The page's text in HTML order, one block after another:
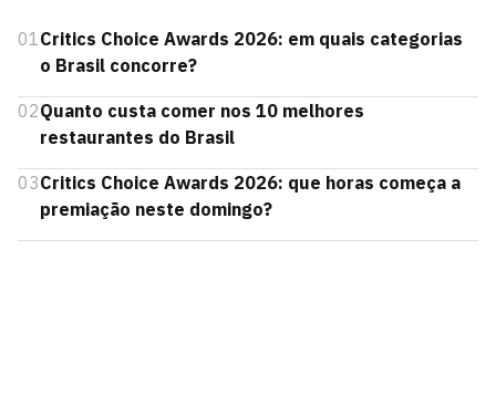
01Critics Choice Awards 2026: em quais categorias
o Brasil concorre?
02Quanto custa comer nos 10 melhores
restaurantes do Brasil
03Critics Choice Awards 2026: que horas começa a
premiação neste domingo?